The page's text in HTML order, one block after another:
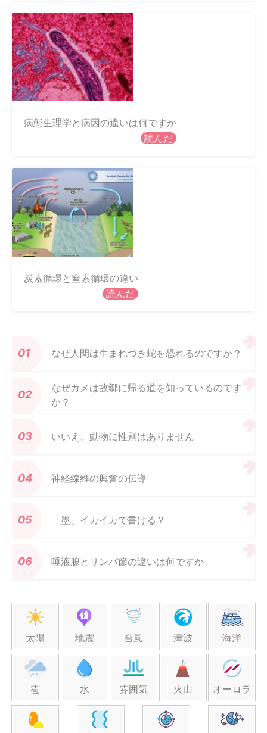
病態生理学と病因の違いは何ですか
読んだ
炭素循環と窒素循環の違い
読んだ
なぜ人間は生まれつき蛇を恐れるのですか？
なぜカメは故郷に帰る道を知っているのです
か？
いいえ、動物に性別はありません
神経線維の興奮の伝導
「墨」イカイカで書ける？
唾液腺とリンパ節の違いは何ですか
太陽 地震 台風 津波 海洋
雹 水 雰囲気 火山 オーロラ